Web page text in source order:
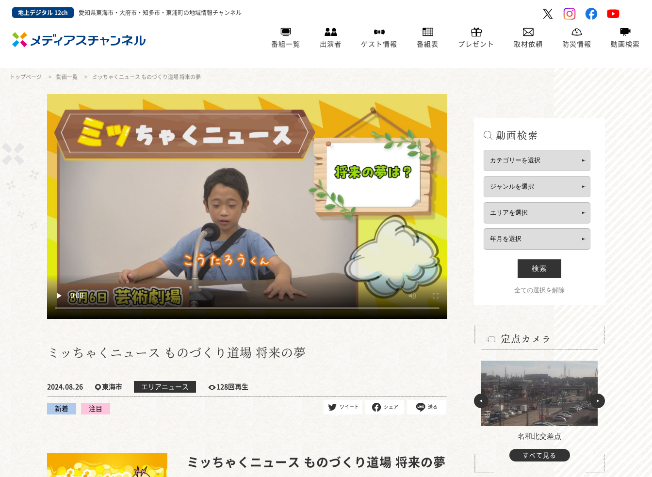
地上デジタル 12ch 愛知県東海市・大府市・知多市・東浦町の地域情報チャンネル
番組一覧 出演者 ゲスト情報 番組表 プレゼント 取材依頼 防災情報 動画検索
トップページ 動画一覧 ミッちゃくニュース ものづくり道場 将来の夢
ミッちゃくニュース ものづくり道場 将来の夢
2024.08.26 東海市 エリアニュース 128回再生
新着 注目 ツイート シェア 送る
ミッちゃくニュース ものづくり道場 将来の夢
動画検索
検索
全ての選択を解除
定点カメラ
名和北交差点
すべて見る